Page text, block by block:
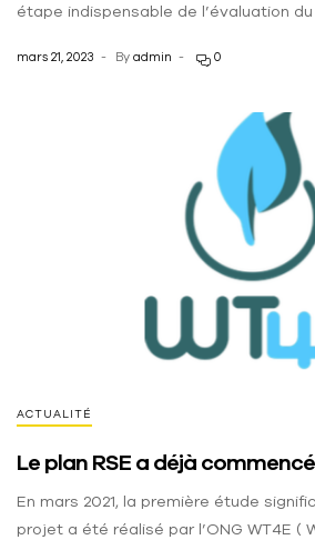
étape indispensable de l’évaluation du
caractérisation fournit également des
mars 21, 2023 By admin 0
ACTUALITÉ
Le plan RSE a déjà commencé
En mars 2021, la première étude
projet a été réalisé par l’ONG WT4E (